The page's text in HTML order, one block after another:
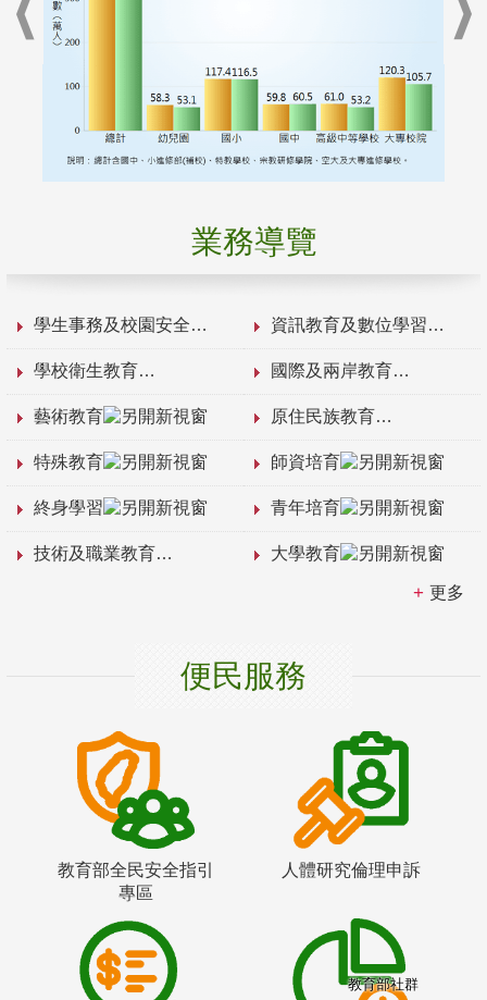
業務導覽
學生事務及校園安全 資訊教育及數位學習
學校衛生教育 國際及兩岸教育
藝術教育 原住民族教育
特殊教育 師資培育
終身學習 青年培育
技術及職業教育 大學教育
更多
便民服務
教育部全民安全指引
專區
人體研究倫理申訴
教育部社群